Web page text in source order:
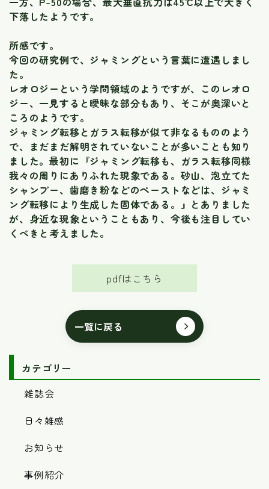
カテゴリー
雑誌会
日々雑感
お知らせ
事例紹介
下落したようです。
所感です。
今回の研究例で、ジャミングという言葉に遭遇しまし
た。
レオロジーという学問領域のようですが、このレオロ
ジー、一見すると曖昧な部分もあり、そこが奥深いと
ころのようです。
ジャミング転移とガラス転移が似て非なるもののよう
で、まだまだ解明されていないことが多いことも知り
ました。最初に『ジャミング転移も、ガラス転移同様
我々の周りにありふれた現象である。砂山、泡立てた
シャンプー、歯磨き粉などのペーストなどは、ジャミ
ング転移により生成した固体である。』とありました
が、身近な現象ということもあり、今後も注目してい
くべきと考えました。
pdfはこちら
一覧に戻る